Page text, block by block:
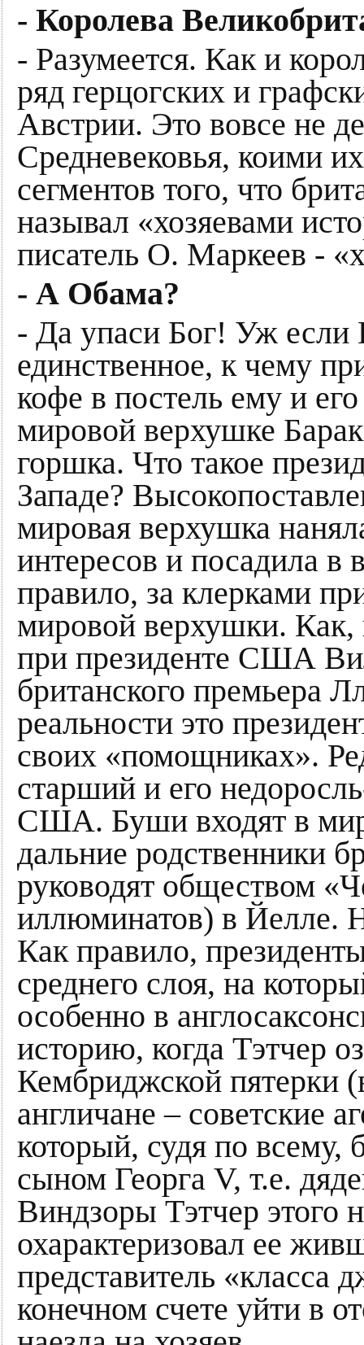
- Королева
- Разумеется. Как и
ряд герцогских и
Австрии. Это вовсе не
Средневековья, коими
сегментов того, что
называл «хозяевами
писатель О. Маркеев -
- А Обама?
- Да упаси Бог! Уж если
единственное, к чему
кофе в постель ему и
мировой верхушке
горшка. Что такое
Западе?
мировая верхушка
интересов и посадила в
правило, за клерками
мировой верхушки. Как,
при президенте США
британского премьера
реальности это
своих «помощниках».
старший и его
США. Буши входят в
дальние родственники
руководят обществом
иллюминатов) в Йелле.
Как правило,
среднего слоя, на
особенно в
историю, когда Тэтчер
Кембриджской пятерки
англичане – советские
который, судя по
сыном Георга V, т.е.
Виндзоры Тэтчер этого
охарактеризовал ее
представитель «класса
конечном счете уйти в